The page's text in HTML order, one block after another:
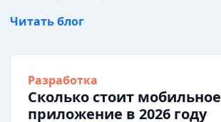
Читать блог
Разработка
Сколько стоит мобильное
приложение в 2026 году